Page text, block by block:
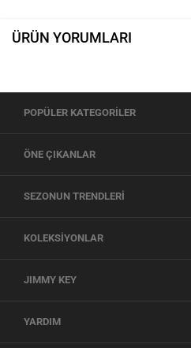
ÜRÜN YORUMLARI
POPÜLER KATEGORİLER
ÖNE ÇIKANLAR
SEZONUN TRENDLERİ
KOLEKSİYONLAR
JIMMY KEY
YARDIM